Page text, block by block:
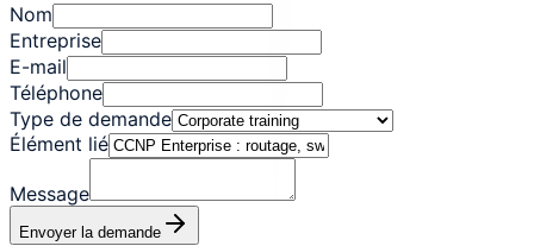
Nom
Entreprise
E-mail
Téléphone
Type de demande
Élément lié
Message
Envoyer la demande